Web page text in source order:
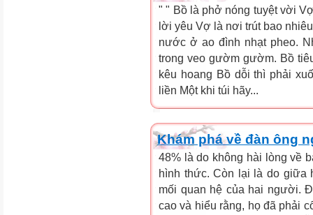
" " Bồ là phở nóng tuyệt vời
lời yêu Vợ là nơi trút bao
nước ở ao đình nhạt pheo.
trong veo gườm gườm. Bồ
kêu hoang Bồ dỗi thì phải
liền Một khi túi hãy...
Khám phá về đàn ông
48% là do không hài lòng về
hình thức. Còn lại là do
mối quan hệ của hai người.
cao và hiểu rằng, họ đã phải